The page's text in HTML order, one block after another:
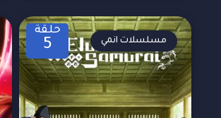
حلقة
5 مسلسلات انمي